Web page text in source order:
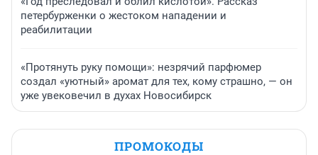
петербурженки о жестоком нападении и
реабилитации
«Протянуть руку помощи»: незрячий парфюмер
создал «уютный» аромат для тех, кому страшно, — он
уже увековечил в духах Новосибирск
ПРОМОКОДЫ